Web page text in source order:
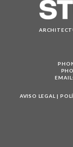
AVISO LEGAL |